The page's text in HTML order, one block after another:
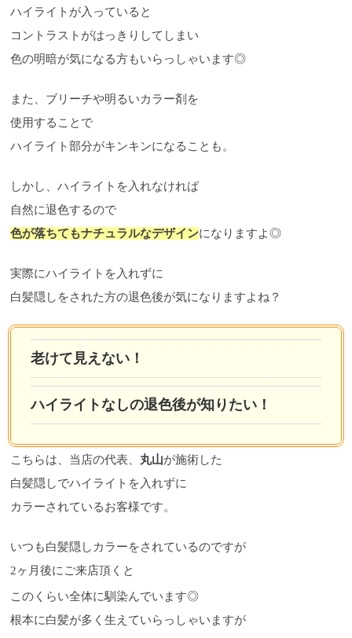
ハイライトが入っていると
コントラストがはっきりしてしまい
色の明暗が気になる方もいらっしゃいます◎
また、ブリーチや明るいカラー剤を
使用することで
ハイライト部分がキンキンになることも。
しかし、ハイライトを入れなければ
自然に退色するので
色が落ちてもナチュラルなデザインになりますよ◎
実際にハイライトを入れずに
白髪隠しをされた方の退色後が気になりますよね？
老けて見えない！
ハイライトなしの退色後が知りたい！
こちらは、当店の代表、 丸山が施術した
白髪隠しでハイライトを入れずに
カラーされているお客様です。
いつも白髪隠しカラーをされているのですが
2ヶ月後にご来店頂くと
このくらい全体に馴染んでいます◎
根本に白髪が多く生えていらっしゃいますが